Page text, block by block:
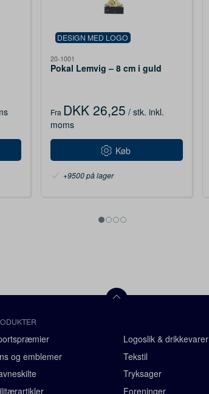
DESIGN MED LOGO
20-1001
Pokal Lemvig – 8 cm i guld
Fra DKK 26,25 / stk. inkl.
moms
Køb
+9500 på lager
og emblemer
Logoslik & drikkevarer
Tekstil
Tryksager
Foreninger